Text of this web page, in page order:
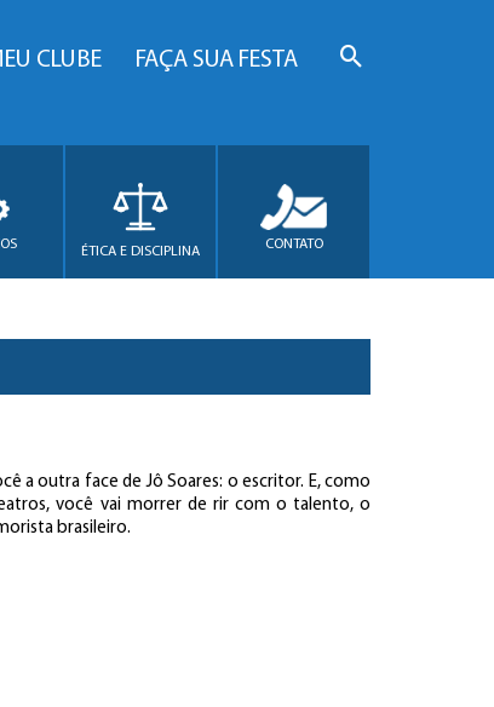
CLUBE FAÇA SUA FESTA
ÉTICA E DISCIPLINA CONTATO
a outra face de Jô Soares: o escritor. E, como
você vai morrer de rir com o talento, o
brasileiro.